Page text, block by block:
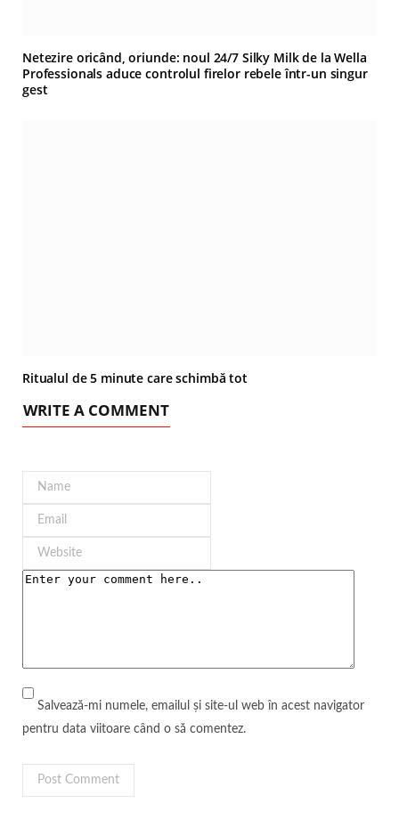
Netezire oricând, oriunde: noul 24/7 Silky Milk de la Wella
Professionals aduce controlul firelor rebele într-un singur
gest
Ritualul de 5 minute care schimbă tot
WRITE A COMMENT
Salvează-mi numele, emailul și site-ul web în acest navigator
pentru data viitoare când o să comentez.